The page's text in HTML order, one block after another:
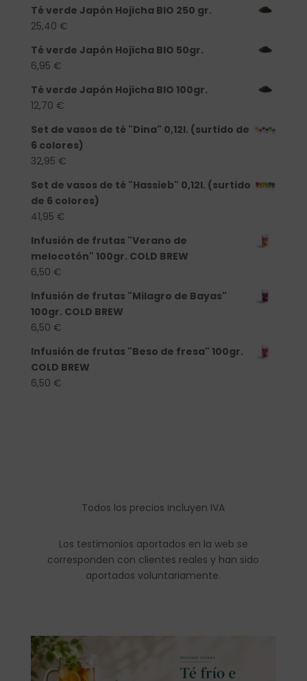
Té verde Japón Hojicha BIO 250 gr.
25,40 €
Té verde Japón Hojicha BIO 50gr.
6,95 €
Té verde Japón Hojicha BIO 100gr.
12,70 €
Set de vasos de té "Dina" 0,12l. (surtido de
6 colores)
32,95 €
Set de vasos de té "Hassieb" 0,12l. (surtido
de 6 colores)
41,95 €
Infusión de frutas "Verano de
melocotón" 100gr. COLD BREW
6,50 €
Infusión de frutas "Milagro de Bayas"
100gr. COLD BREW
6,50 €
Infusión de frutas "Beso de fresa" 100gr.
COLD BREW
6,50 €
Todos los precios incluyen IVA
Los testimonios aportados en la web se
corresponden con clientes reales y han sido
aportados voluntariamente.